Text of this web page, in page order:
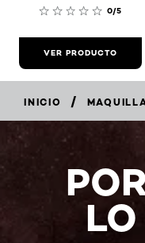
0/5
VER PRODUCTO
INICIO /